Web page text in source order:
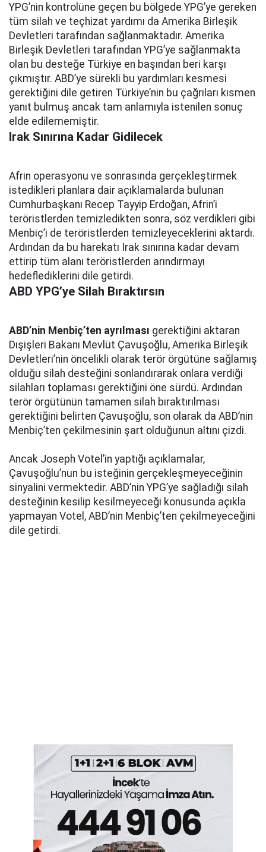
YPG’nin kontrolüne geçen bu bölgede YPG’ye gereken
tüm silah ve teçhizat yardımı da Amerika Birleşik
Devletleri tarafından sağlanmaktadır. Amerika
Birleşik Devletleri tarafından YPG’ye sağlanmakta
olan bu desteğe Türkiye en başından beri karşı
çıkmıştır. ABD’ye sürekli bu yardımları kesmesi
gerektiğini dile getiren Türkiye’nin bu çağrıları kısmen
yanıt bulmuş ancak tam anlamıyla istenilen sonuç
elde edilememiştir.
Irak Sınırına Kadar Gidilecek
Afrin operasyonu ve sonrasında gerçekleştirmek
istedikleri planlara dair açıklamalarda bulunan
Cumhurbaşkanı Recep Tayyip Erdoğan, Afrin’i
teröristlerden temizledikten sonra, söz verdikleri gibi
Menbiç’i de teröristlerden temizleyeceklerini aktardı.
Ardından da bu harekatı Irak sınırına kadar devam
ettirip tüm alanı teröristlerden arındırmayı
hedeflediklerini dile getirdi.
ABD YPG’ye Silah Bıraktırsın
ABD’nin Menbiç’ten ayrılması gerektiğini aktaran
Dışişleri Bakanı Mevlüt Çavuşoğlu, Amerika Birleşik
Devletleri’nin öncelikli olarak terör örgütüne sağlamış
olduğu silah desteğini sonlandırarak onlara verdiği
silahları toplaması gerektiğini öne sürdü. Ardından
terör örgütünün tamamen silah bıraktırılması
gerektiğini belirten Çavuşoğlu, son olarak da ABD’nin
Menbiç’ten çekilmesinin şart olduğunun altını çizdi.
Ancak Joseph Votel’in yaptığı açıklamalar,
Çavuşoğlu’nun bu isteğinin gerçekleşmeyeceğinin
sinyalini vermektedir. ABD’nin YPG’ye sağladığı silah
desteğinin kesilip kesilmeyeceği konusunda açıkla
yapmayan Votel, ABD’nin Menbiç’ten çekilmeyeceğini
dile getirdi.